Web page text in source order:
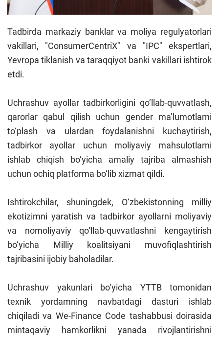
Tadbirda markaziy banklar va moliya regulyatorlari
vakillari, "ConsumerCentriX" va "IPC" ekspertlari,
Yevropa tiklanish va taraqqiyot banki vakillari ishtirok
etdi.
Uchrashuv ayollar tadbirkorligini qo‘llab-quvvatlash,
qarorlar qabul qilish uchun gender ma’lumotlarni
to‘plash va ulardan foydalanishni kuchaytirish,
tadbirkor ayollar uchun moliyaviy mahsulotlarni
ishlab chiqish bo‘yicha amaliy tajriba almashish
uchun ochiq platforma bo‘lib xizmat qildi.
Ishtirokchilar, shuningdek, O‘zbekistonning milliy
ekotizimni yaratish va tadbirkor ayollarni moliyaviy
va nomoliyaviy qo‘llab-quvvatlashni kengaytirish
bo‘yicha Milliy koalitsiyani muvofiqlashtirish
tajribasini ijobiy baholadilar.
Uchrashuv yakunlari bo‘yicha YTTB tomonidan
texnik yordamning navbatdagi dasturi ishlab
chiqiladi va We-Finance Code tashabbusi doirasida
mintaqaviy hamkorlikni yanada rivojlantirishni